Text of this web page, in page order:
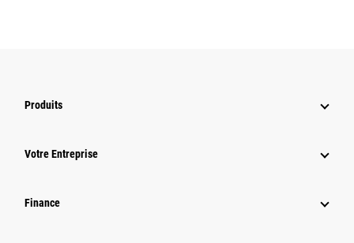
Produits
Votre Entreprise
Finance